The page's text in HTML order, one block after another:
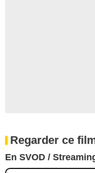
Regarder ce
En SVOD /